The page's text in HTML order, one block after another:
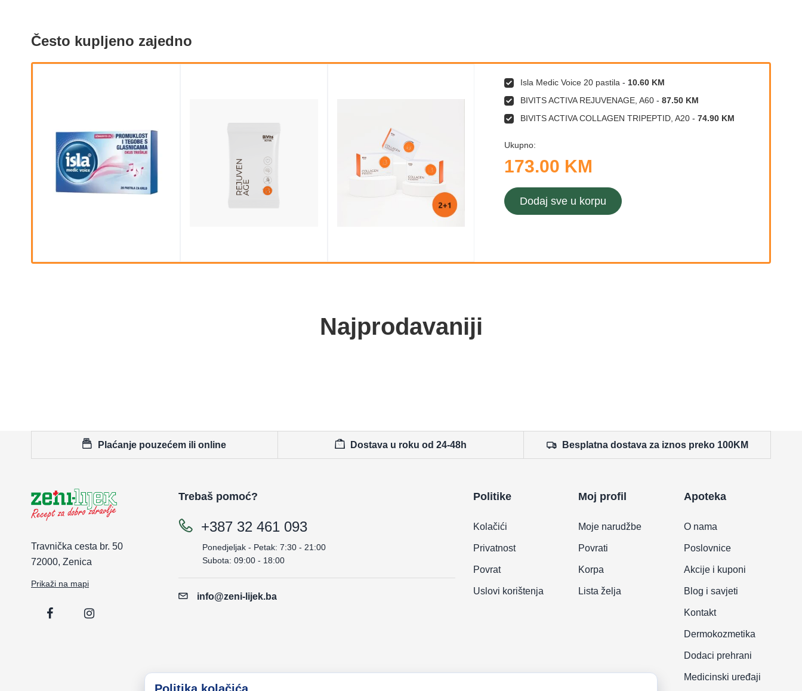
Često kupljeno zajedno
Isla Medic Voice 20 pastila - 10.60 KM
BIVITS ACTIVA REJUVENAGE, A60 -87.50 KM
BIVITS ACTIVA COLLAGEN TRIPEPTID, A20 -74.90 KM
Ukupno:
173.00 KM
Dodaj sve u korpu
Najprodavaniji
Plaćanje pouzećem ili online Dostava u roku od 24-48h Besplatna dostava za iznos preko 100KM
Travnička cesta br. 50
72000, Zenica
Prikaži na mapi
Trebaš pomoć?
+387 32 461 093
Ponedjeljak - Petak: 7:30 - 21:00
Subota: 09:00 - 18:00
info@zeni-lijek.ba
Politike
Kolačići
Privatnost
Povrat
Uslovi korištenja
Moj profil
Moje narudžbe
Povrati
Korpa
Lista želja
Apoteka
O nama
Poslovnice
Akcije i kuponi
Blog i savjeti
Kontakt
Dermokozmetika
Dodaci prehrani
Medicinski uređaji